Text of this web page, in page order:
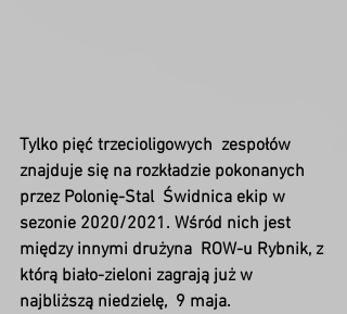
Tylko pięć trzecioligowych  zespołów
znajduje się na rozkładzie pokonanych
przez Polonię-Stal  Świdnica ekip w
sezonie 2020/2021. Wśród nich jest
między innymi drużyna  ROW-u Rybnik, z
którą biało-zieloni zagrają już w
najbliższą niedzielę,  9 maja.